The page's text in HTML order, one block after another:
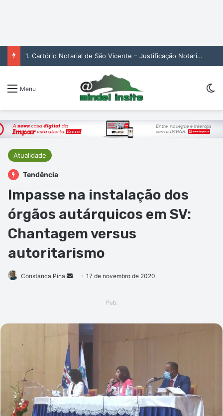
1. Cartório Notarial de São Vicente – Justificação Notarial de Raquel Helena de Oliveira (2. pub)
Menu
Atualidade
Tendência
Impasse na instalação dos
órgãos autárquicos em SV:
Chantagem versus
autoritarismo
Constanca Pina
Mande17 de novembro de 2020
Pub.